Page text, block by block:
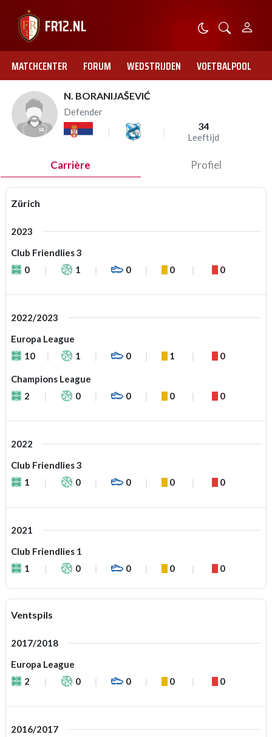
MATCHCENTER FORUM WEDSTRIJDEN VOETBALPOOL
N. BORANIJAŠEVIĆ
Defender
34
Leeftijd
Carrière Profiel
Zürich
2023
Club Friendlies 3
0
1 0 0 0
2022/2023
Europa League
10
1 0 1 0
Champions League
2
0 0 0 0
2022
Club Friendlies 3
1
0 0 0 0
2021
Club Friendlies 1
1
0 0 0 0
Ventspils
2017/2018
Europa League
2
0 0 0 0
2016/2017